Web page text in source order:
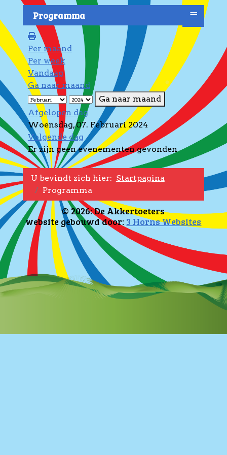
Programma ≡
Per maand
Per week
Vandaag
Ga naar maand
Ga naar maand
Afgelopen dag
Woensdag, 07. Februari 2024
Volgende dag
Er zijn geen evenementen gevonden
U bevindt zich hier: Startpagina
Programma
© 2026: De Akkertoeters
website gebouwd door: 3 Horns Websites